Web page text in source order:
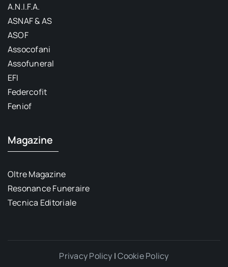
A.N.I.F.A.
ASNAF & AS
ASOF
Assocofani
Assofuneral
EFI
Federcofit
Feniof
Magazine
Oltre Magazine
Resonance Funeraire
Tecnica Editoriale
Privacy Policy |Cookie Policy